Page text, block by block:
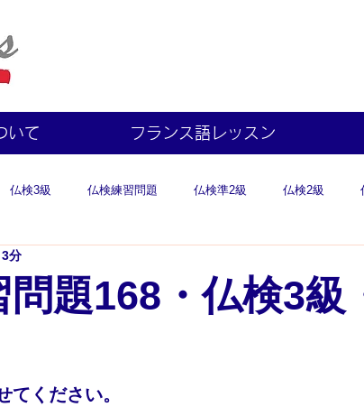
いて フランス語レッスン
仏検3級 仏検練習問題 仏検準2級 仏検2級
問題168・仏検3級
分
てください。